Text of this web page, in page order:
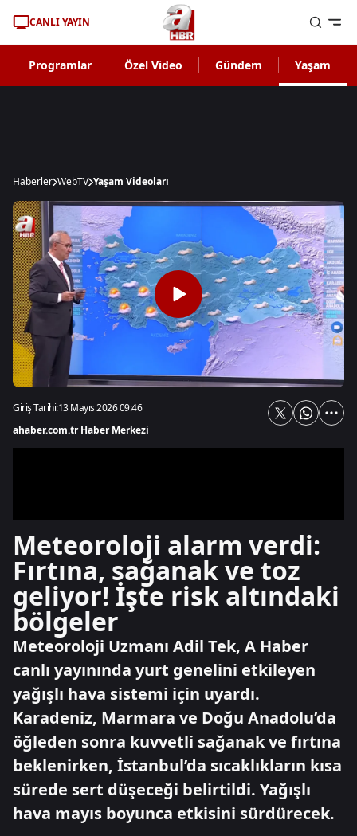
CANLI YAYIN
Programlar Özel Video Gündem Yaşam
Haberler WebTV Yaşam Videoları
Giriş Tarihi:13 Mayıs 2026 09:46
ahaber.com.tr Haber Merkezi
Meteoroloji alarm verdi:
Fırtına, sağanak ve toz
geliyor! İşte risk altındaki
bölgeler
Meteoroloji Uzmanı Adil Tek, A Haber
canlı yayınında yurt genelini etkileyen
yağışlı hava sistemi için uyardı.
Karadeniz, Marmara ve Doğu Anadolu’da
öğleden sonra kuvvetli sağanak ve fırtına
beklenirken, İstanbul’da sıcaklıkların kısa
sürede sert düşeceği belirtildi. Yağışlı
hava mayıs boyunca etkisini sürdürecek.